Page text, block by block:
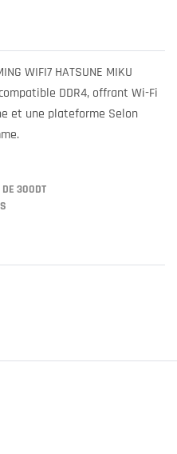
WIFI7 HATSUNE MIKU
DDR4, offrant Wi-Fi
et une plateforme Selon
DE 300DT